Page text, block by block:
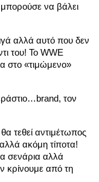
να βάλει
αλλά αυτό που δεν
του! Το WWE
στο «τιμώμενο»
τον
τεθεί αντιμέτωπος
ακόμη τίποτα!
σενάρια αλλά
κρίνουμε από τη